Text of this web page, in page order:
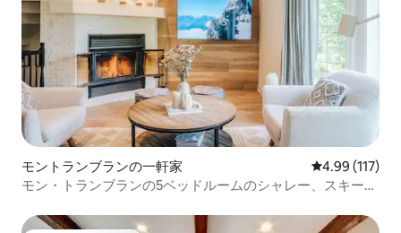
モントランブランの一軒家 レビュー117
4.99 (117)
モン・トランブランの5ベッドルームのシャレー、スキー